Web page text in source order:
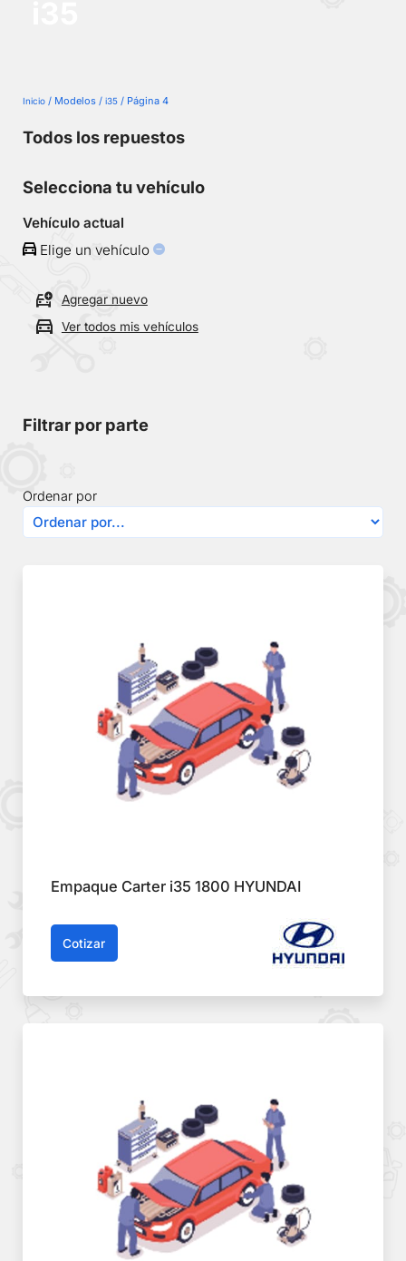
vehículos
Inicio / Modelos /i35 / Página 4
Todos los repuestos
Selecciona tu vehículo
Vehículo actual
Elige un vehículo
Agregar nuevo
Ver todos mis vehículos
Filtrar por parte
Ordenar por
Empaque Carter i35 1800 HYUNDAI
Cotizar